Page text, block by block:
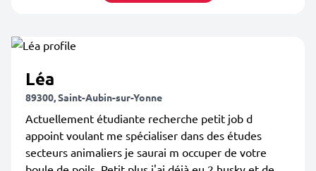
Léa
89300, Saint-Aubin-sur-Yonne
Actuellement étudiante recherche petit job d
appoint voulant me spécialiser dans des études
secteurs animaliers je saurai m occuper de votre